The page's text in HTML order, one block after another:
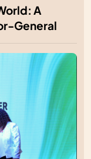
A
General